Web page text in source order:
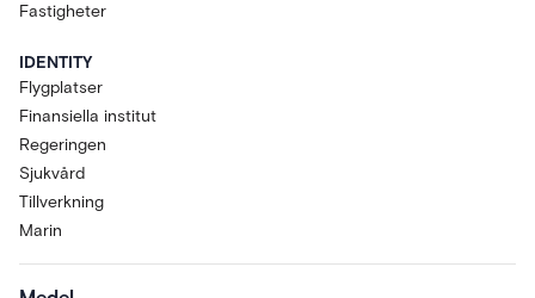
Fastigheter
IDENTITY
Flygplatser
Finansiella institut
Regeringen
Sjukvård
Tillverkning
Marin